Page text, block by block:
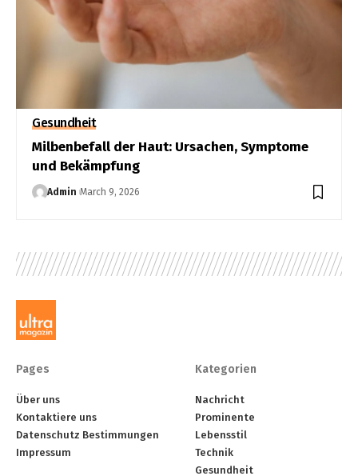
Gesundheit
Milbenbefall der Haut: Ursachen, Symptome
und Bekämpfung
Admin March 9, 2026
Pages
Über uns
Kontaktiere uns
Datenschutz Bestimmungen
Impressum
Kategorien
Nachricht
Prominente
Lebensstil
Technik
Gesundheit